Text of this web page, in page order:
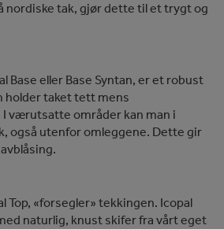
nordiske tak, gjør dette til et trygt og
Base eller Base Syntan, er et robust
holder taket tett mens
I værutsatte områder kan man i
også utenfor omleggene. Dette gir
Top, «forsegler» tekkingen. Icopal
naturlig, knust skifer fra vårt eget